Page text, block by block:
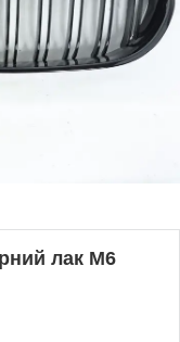
лак М6